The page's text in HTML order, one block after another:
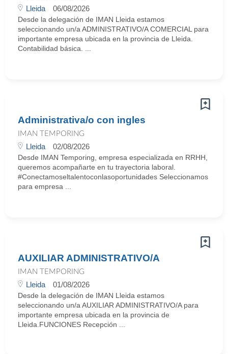
Lleida 06/08/2026
Desde la delegación de IMAN Lleida estamos
seleccionando un/a ADMINISTRATIVO/A COMERCIAL para
importante empresa ubicada en la provincia de Lleida.
Contabilidad básica. ...
Administrativa/o con ingles
IMAN TEMPORING
Lleida 02/08/2026
Desde IMAN Temporing, empresa especializada en RRHH,
queremos acompañarte en tu trayectoria laboral.
#Conectamoseltalentoconlasoportunidades Seleccionamos
para empresa ...
AUXILIAR ADMINISTRATIVO/A
IMAN TEMPORING
Lleida 01/08/2026
Desde la delegación de IMAN Lleida estamos
seleccionando un/a AUXILIAR ADMINISTRATIVO/A para
importante empresa ubicada en la provincia de
Lleida.FUNCIONES Recepción ...